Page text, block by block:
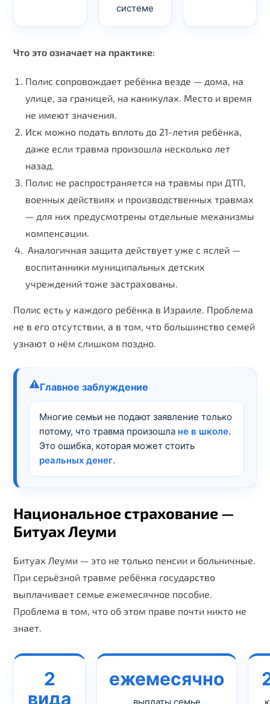
системе
Что это означает на практике:
Полис сопровождает ребёнка везде — дома, на
улице, за границей, на каникулах. Место и время
не имеют значения.
Иск можно подать вплоть до 21-летия ребёнка,
даже если травма произошла несколько лет
назад.
Полис не распространяется на травмы при ДТП,
военных действиях и производственных травмах
— для них предусмотрены отдельные механизмы
компенсации.
Аналогичная защита действует уже с яслей —
воспитанники муниципальных детских
учреждений тоже застрахованы.
Полис есть у каждого ребёнка в Израиле. Проблема
не в его отсутствии, а в том, что большинство семей
узнают о нём слишком поздно.
⚠️Главное заблуждение
Многие семьи не подают заявление только
потому, что травма произошла не в школе.
Это ошибка, которая может стоить
реальных денег.
Национальное страхование —
Битуах Леуми
Битуах Леуми — это не только пенсии и больничные.
При серьёзной травме ребёнка государство
выплачивает семье ежемесячное пособие.
Проблема в том, что об этом праве почти никто не
знает.
2
вида
ежемесячно